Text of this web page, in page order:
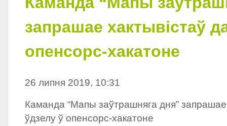
запрашае хактывістаў
опенсорс-хакатоне
26 липня 2019, 10:31
Каманда “Мапы заўтрашняга дня” запрашае
ўдзелу ў опенсорс-хакатоне